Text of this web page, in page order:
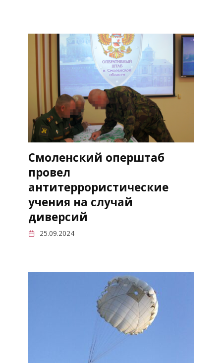
Смоленский оперштаб
провел
антитеррористические
учения на случай
диверсий
25.09.2024